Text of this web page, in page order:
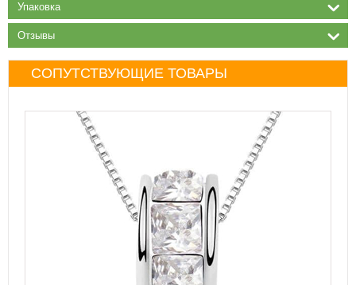
Упаковка
Отзывы
СОПУТСТВУЮЩИЕ ТОВАРЫ